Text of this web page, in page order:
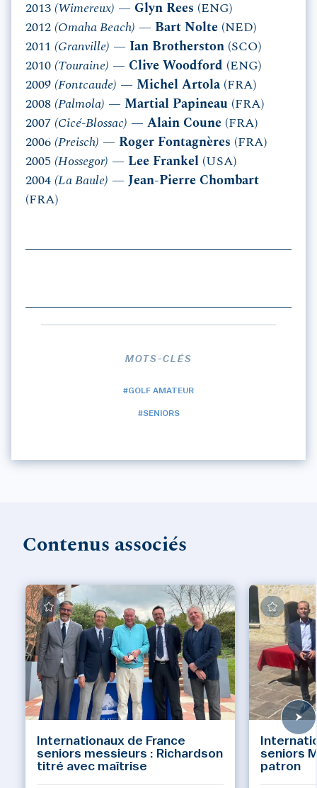
2013 (Wimereux) — Glyn Rees (ENG)
2012 (Omaha Beach) — Bart Nolte (NED)
2011 (Granville) — Ian Brotherston (SCO)
2010 (Touraine) — Clive Woodford (ENG)
2009 (Fontcaude) — Michel Artola (FRA)
2008 (Palmola) — Martial Papineau (FRA)
2007 (Cicé-Blossac) — Alain Coune (FRA)
2006 (Preisch) — Roger Fontagnères (FRA)
2005 (Hossegor) — Lee Frankel (USA)
2004 (La Baule) — Jean-Pierre Chombart
(FRA)
MOTS-CLÉS
#GOLF AMATEUR
#SENIORS
Contenus associés
Internationaux de France
seniors messieurs : Richardson
titré avec maîtrise
seniors
patron